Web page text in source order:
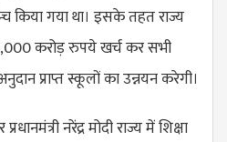
किया गया था। इसके तहत राज्य
करोड़ रुपये खर्च कर सभी
प्राप्त स्कूलों का उन्नयन करेगी।
नरेंद्र मोदी राज्य में शिक्षा